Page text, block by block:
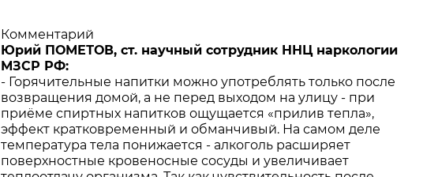
Комментарий
Юрий ПОМЕТОВ, ст. научный сотрудник ННЦ наркологии
МЗСР РФ:
- Горячительные напитки можно употреблять только после
возвращения домой, а не перед выходом на улицу - при
приёме спиртных напитков ощущается «прилив тепла»,
эффект кратковременный и обманчивый. На самом деле
температура тела понижается - алкоголь расширяет
поверхностные кровеносные сосуды и увеличивает